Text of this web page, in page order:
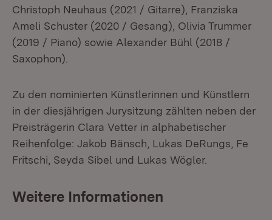
Christoph Neuhaus (2021 / Gitarre), Franziska
Ameli Schuster (2020 / Gesang), Olivia Trummer
(2019 / Piano) sowie Alexander Bühl (2018 /
Saxophon).
Zu den nominierten Künstlerinnen und Künstlern
in der diesjährigen Jurysitzung zählten neben der
Preisträgerin Clara Vetter in alphabetischer
Reihenfolge: Jakob Bänsch, Lukas DeRungs, Fe
Fritschi, Seyda Sibel und Lukas Wögler.
Weitere Informationen